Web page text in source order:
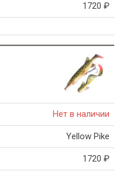
1720 ₽
Нет в наличии
Yellow Pike
1720 ₽